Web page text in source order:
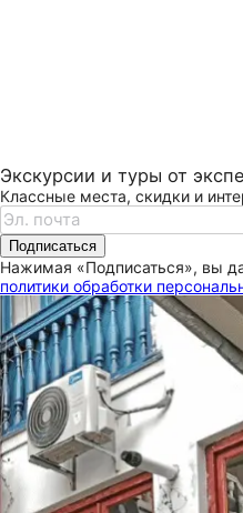
Экскурсии и туры от
Классные места, скидки и
Подписаться
Нажимая «Подписаться», вы
политики обработки